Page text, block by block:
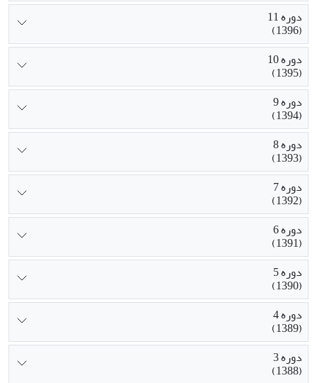
دوره 11
(1396)
دوره 10
(1395)
دوره 9
(1394)
دوره 8
(1393)
دوره 7
(1392)
دوره 6
(1391)
دوره 5
(1390)
دوره 4
(1389)
دوره 3
(1388)